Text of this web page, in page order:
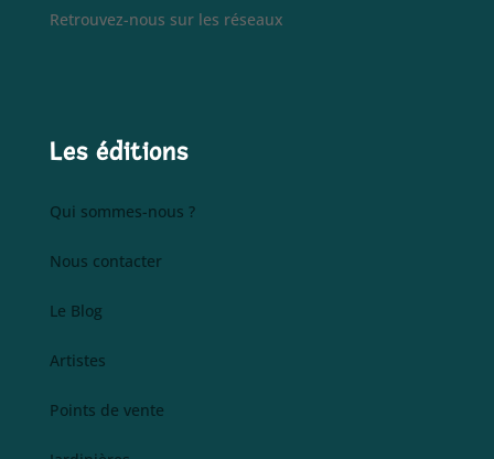
Retrouvez-nous sur les réseaux
Les éditions
Qui sommes-nous ?
Nous contacter
Le Blog
Artistes
Points de vente